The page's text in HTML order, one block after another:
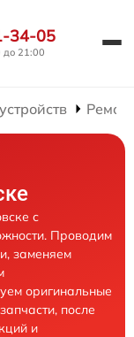
34-05
до 21:00
с
Проводим
заменяем
оригинальные
после
и